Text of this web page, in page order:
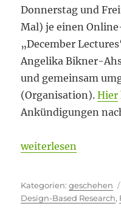
Donnerstag und
Mal) je einen
„December
Angelika Bikner-
und gemeinsam
(Organisation).Hier
Ankündigungen
„Es lebt“
weiterlesen
Kategorien
geschehen
Design-Based Research,